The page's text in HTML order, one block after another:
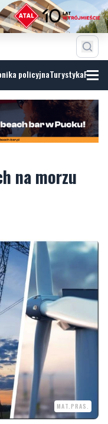
policyjnaTurystyka
na morzu
11 gigawatów mocy,
w Polsce.